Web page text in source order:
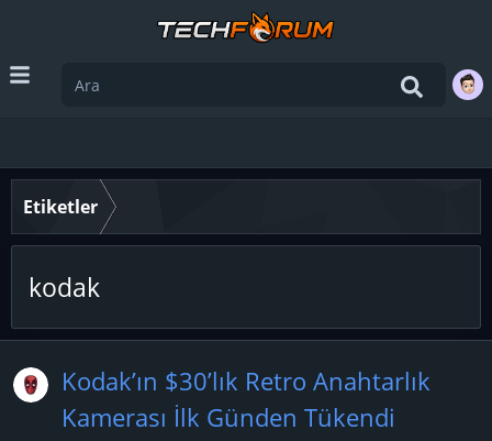
Etiketler
kodak
Kodak’ın $30’lık Retro Anahtarlık
Kamerası İlk Günden Tükendi